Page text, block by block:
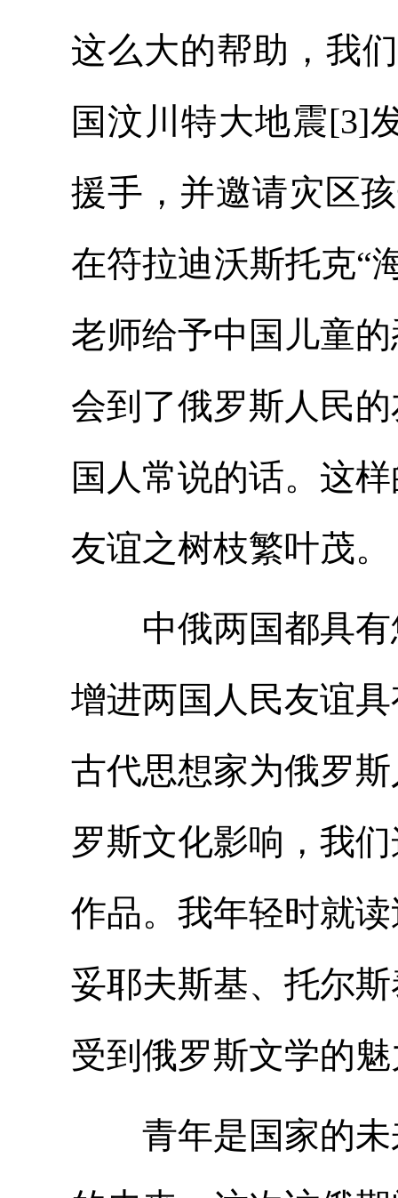
这么大的帮助，我
国汶川特大地震[3]
援手，并邀请灾区
在符拉迪沃斯托克“
老师给予中国儿童
会到了俄罗斯人民
国人常说的话。这
友谊之树枝繁叶茂。
中俄两国都具有
增进两国人民友谊
古代思想家为俄罗
罗斯文化影响，我
作品。我年轻时就
妥耶夫斯基、托尔
受到俄罗斯文学的
青年是国家的未